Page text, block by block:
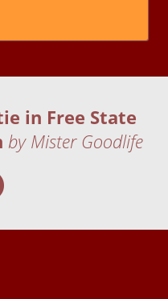
in Free State
by Mister Goodlife